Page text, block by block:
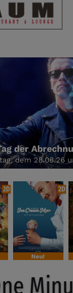
der
dem 28.08.26
2D 2D
Neu!